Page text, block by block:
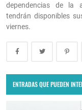
dependencias de la
tendrán disponibles
viernes.
ENTRADAS QUE PUEDEN